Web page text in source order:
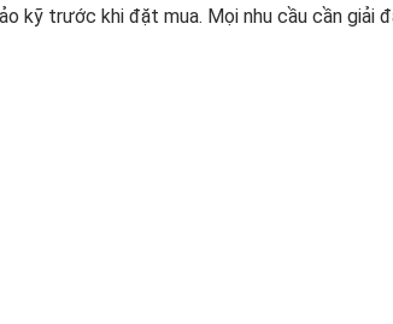
kỹ trước khi đặt mua. Mọi nhu cầu cần giải